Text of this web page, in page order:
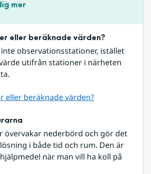
mer
eller beräknade värden?
observationsstationer, istället
utifrån stationer i närheten
eller beräknade värden?
övervakar nederbörd och gör det
i både tid och rum. Den är
när man vill ha koll på